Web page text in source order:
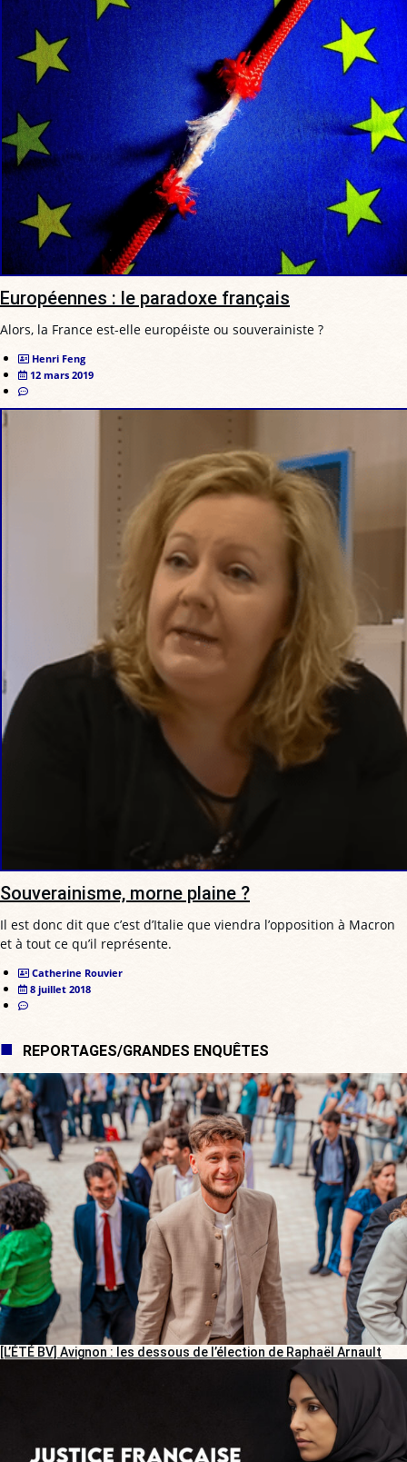
Européennes : le paradoxe français
Alors, la France est-elle européiste ou souverainiste ?
Henri Feng
12 mars 2019
Souverainisme, morne plaine ?
Il est donc dit que c’est d’Italie que viendra l’opposition à Macron
et à tout ce qu’il représente.
Catherine Rouvier
8 juillet 2018
REPORTAGES/GRANDES ENQUÊTES
[L’ÉTÉ BV] Avignon : les dessous de l’élection de Raphaël Arnault